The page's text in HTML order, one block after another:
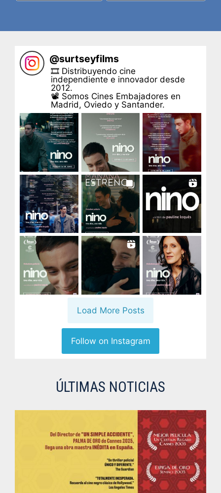
@surtseyfilms
🎞 Distribuyendo cine
independiente e innovador desde
2012.
📽 Somos Cines Embajadores en
Madrid, Oviedo y Santander.
Load More Posts
Follow on Instagram
ÚLTIMAS NOTICIAS